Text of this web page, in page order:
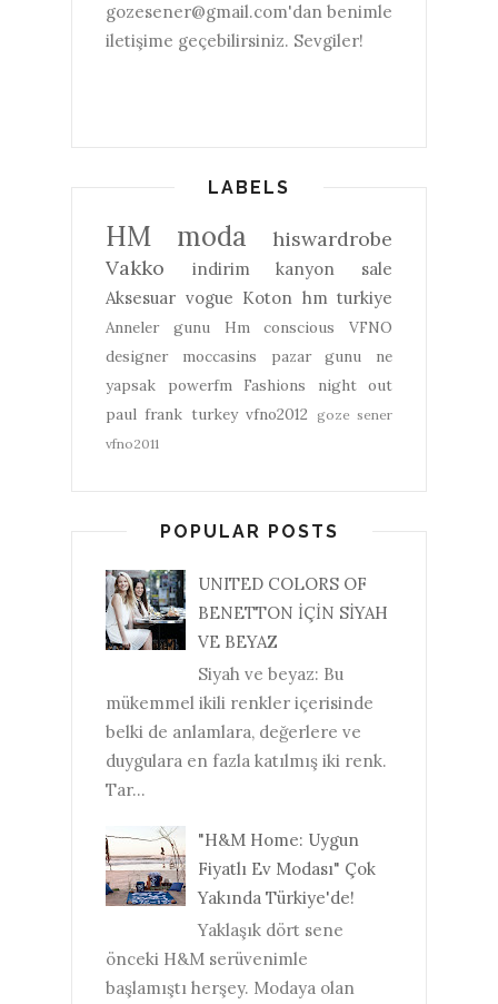
gozesener@gmail.com'dan benimle
iletişime geçebilirsiniz. Sevgiler!
LABELS
HM moda
hiswardrobe
Vakko
indirim kanyon
sale
Aksesuar vogue Koton hm turkiye
Anneler gunu Hm conscious
VFNO
designer
moccasins
pazar gunu ne
yapsak
powerfm
Fashions night out
paul frank turkey vfno2012
goze sener
vfno2011
POPULAR POSTS
UNITED COLORS OF
BENETTON İÇİN SİYAH
VE BEYAZ
Siyah ve beyaz: Bu
mükemmel ikili renkler içerisinde
belki de anlamlara, değerlere ve
duygulara en fazla katılmış iki renk.
Tar...
"H&M Home: Uygun
Fiyatlı Ev Modası" Çok
Yakında Türkiye'de!
Yaklaşık dört sene
önceki H&M serüvenimle
başlamıştı herşey. Modaya olan